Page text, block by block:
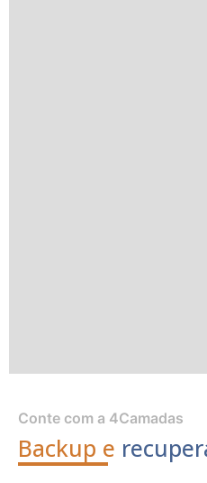
Conte com a 4Camadas
Backup e